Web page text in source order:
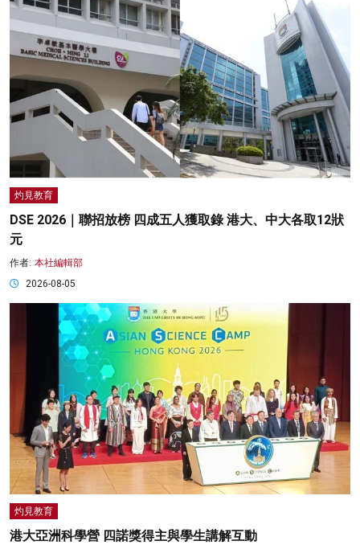
灼見教育
DSE 2026｜聯招放榜 四成五人獲取錄 港大、中大各取12狀
元
作者: 本社編輯部
2026-08-05
灼見教育
港大亞洲科學營 四諾獎得主與學生講解互動